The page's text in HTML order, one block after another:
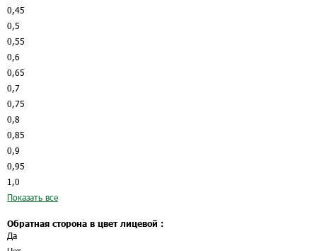
0,45
0,5
0,55
0,6
0,65
0,7
0,75
0,8
0,85
0,9
0,95
1,0
Показать все
Обратная сторона в цвет лицевой :
Да